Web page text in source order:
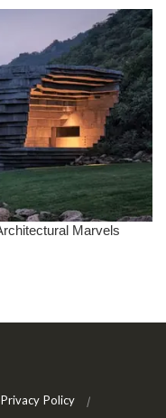
Privacy Policy